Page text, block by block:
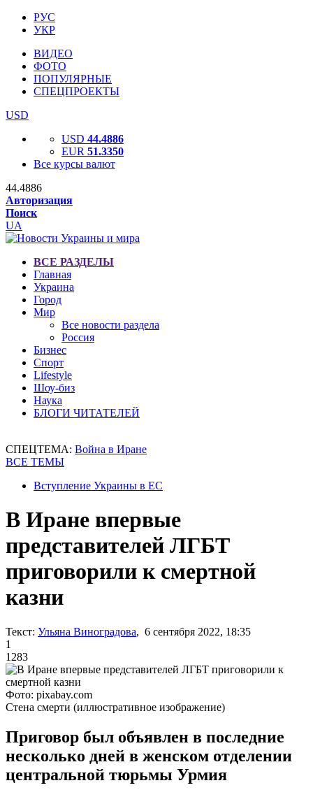
РУС
УКР
ВИДЕО
ФОТО
ПОПУЛЯРНЫЕ
СПЕЦПРОЕКТЫ
USD
USD 44.4886
EUR 51.3350
Все курсы валют
44.4886
Авторизация
Поиск
UA
ВСЕ РАЗДЕЛЫ
Главная
Украина
Город
Мир
Все новости раздела
Россия
Бизнес
Спорт
Lifestyle
Шоу-биз
Наука
БЛОГИ ЧИТАТЕЛЕЙ
СПЕЦТЕМА: Война в Иране
ВСЕ ТЕМЫ
Вступление Украины в ЕС
В Иране впервые
представителей ЛГБТ
приговорили к смертной
казни
Текст: Ульяна Виноградова, 6 сентября 2022, 18:35
1
1283
Фото: pixabay.com
Стена смерти (иллюстративное изображение)
Приговор был объявлен в последние
несколько дней в женском отделении
центральной тюрьмы Урмия